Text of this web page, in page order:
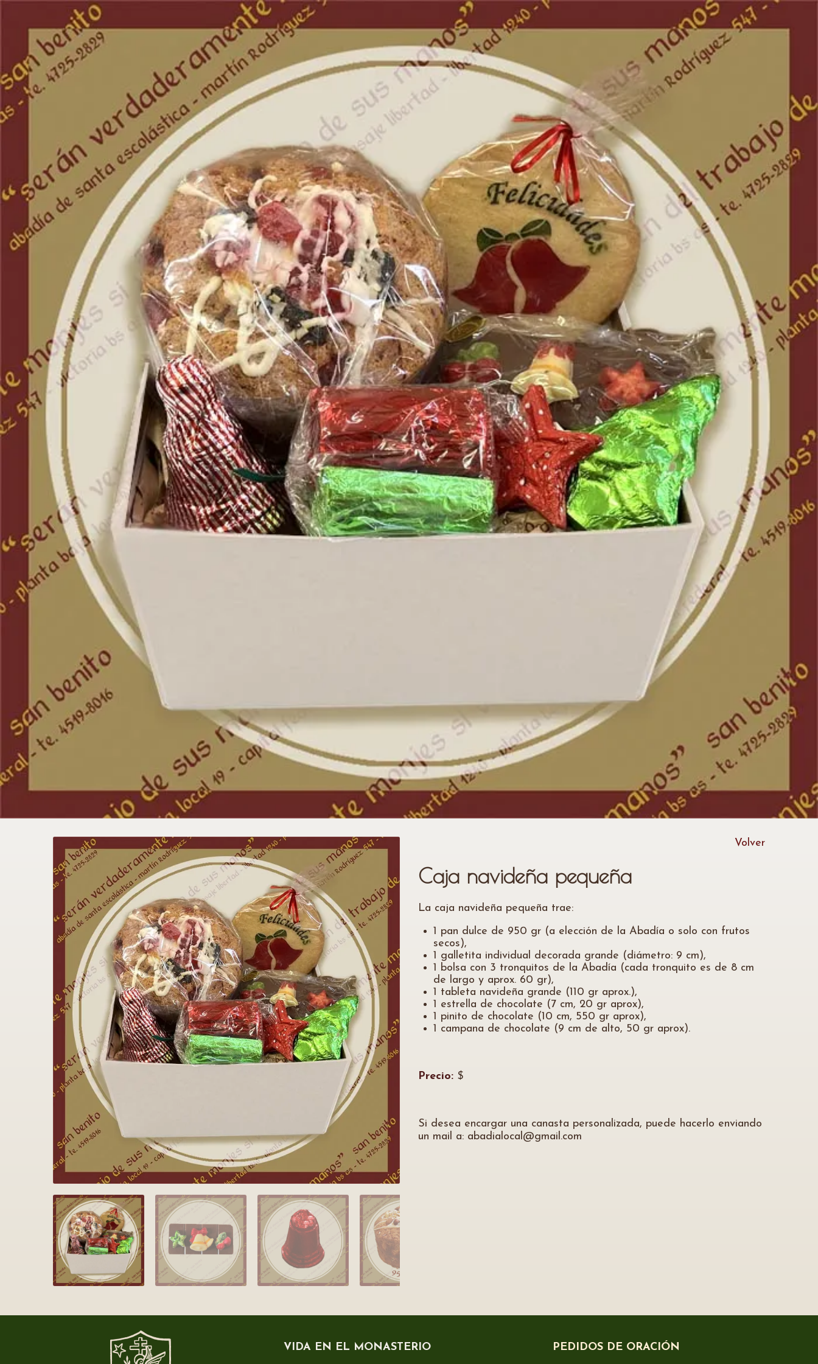
Volver
Caja navideña pequeña
La caja navideña pequeña trae:
1 pan dulce de 950 gr (a elección de la Abadía o solo con frutos
secos),
1 galletita individual decorada grande (diámetro: 9 cm),
1 bolsa con 3 tronquitos de la Abadía (cada tronquito es de 8 cm
de largo y aprox. 60 gr),
1 tableta navideña grande (110 gr aprox.),
1 estrella de chocolate (7 cm, 20 gr aprox),
1 pinito de chocolate (10 cm, 550 gr aprox),
1 campana de chocolate (9 cm de alto, 50 gr aprox).
Precio: $
Si desea encargar una canasta personalizada, puede hacerlo enviando
un mail a: abadialocal@gmail.com
VIDA EN EL MONASTERIO PEDIDOS DE ORACIÓN